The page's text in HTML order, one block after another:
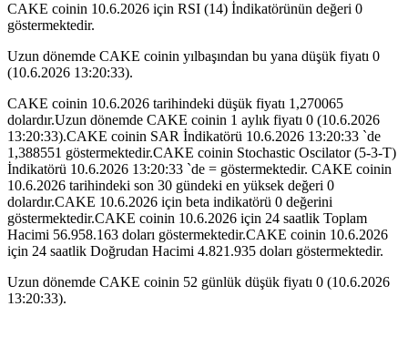
CAKE coinin 10.6.2026 için RSI (14) İndikatörünün değeri 0
göstermektedir.
Uzun dönemde CAKE coinin yılbaşından bu yana düşük fiyatı 0
(10.6.2026 13:20:33).
CAKE coinin 10.6.2026 tarihindeki düşük fiyatı 1,270065
dolardır.Uzun dönemde CAKE coinin 1 aylık fiyatı 0 (10.6.2026
13:20:33).CAKE coinin SAR İndikatörü 10.6.2026 13:20:33 `de
1,388551 göstermektedir.CAKE coinin Stochastic Oscilator (5-3-T)
İndikatörü 10.6.2026 13:20:33 `de = göstermektedir. CAKE coinin
10.6.2026 tarihindeki son 30 gündeki en yüksek değeri 0
dolardır.CAKE 10.6.2026 için beta indikatörü 0 değerini
göstermektedir.CAKE coinin 10.6.2026 için 24 saatlik Toplam
Hacimi 56.958.163 doları göstermektedir.CAKE coinin 10.6.2026
için 24 saatlik Doğrudan Hacimi 4.821.935 doları göstermektedir.
Uzun dönemde CAKE coinin 52 günlük düşük fiyatı 0 (10.6.2026
13:20:33).